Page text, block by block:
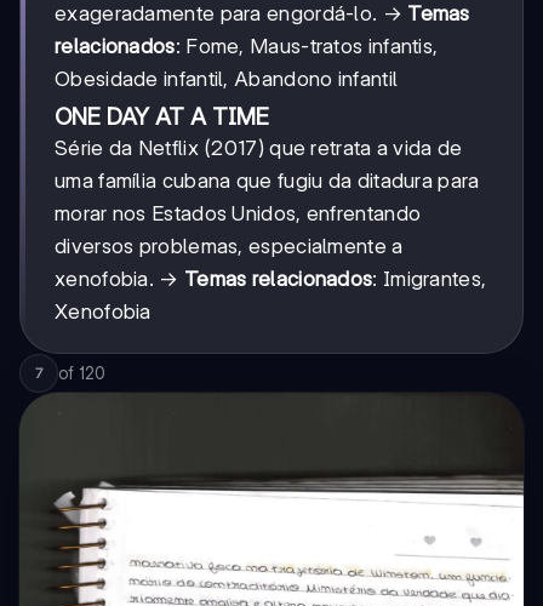
exageradamente para engordá-lo. → Temas
relacionados: Fome, Maus-tratos infantis,
Obesidade infantil, Abandono infantil
ONE DAY AT A TIME
Série da Netflix (2017) que retrata a vida de
uma família cubana que fugiu da ditadura para
morar nos Estados Unidos, enfrentando
diversos problemas, especialmente a
xenofobia. → Temas relacionados: Imigrantes,
Xenofobia
7 of 120